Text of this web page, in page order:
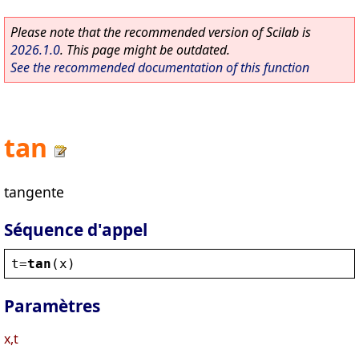
Please note that the recommended version of Scilab is
2026.1.0. This page might be outdated.
See the recommended documentation of this function
tan
tangente
Séquence d'appel
t=tan ( x )
Paramètres
x,t